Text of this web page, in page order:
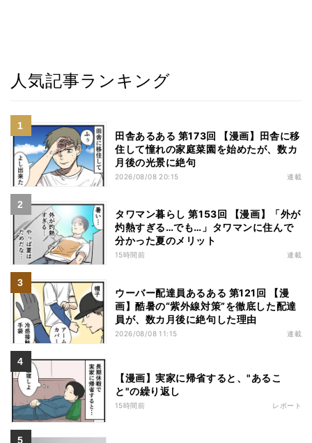
人気記事ランキング
田舎あるある 第173回 【漫画】田舎に移
住して憧れの家庭菜園を始めたが、数カ
月後の光景に絶句
2026/08/08 20:15 連載
タワマン暮らし 第153回 【漫画】「外が
灼熱すぎる…でも…」タワマンに住んで
分かった夏のメリット
15時間前 連載
ウーバー配達員あるある 第121回 【漫
画】酷暑の“紫外線対策”を徹底した配達
員が、数カ月後に絶句した理由
2026/08/08 11:15 連載
【漫画】実家に帰省すると、"あるこ
と"の繰り返し
15時間前 レポート